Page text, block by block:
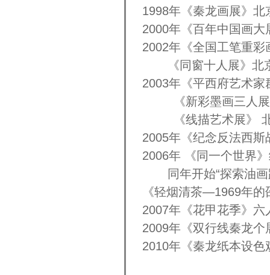
1998年《秦龙画展》北
2000年《百年中国画
2002年《全国工笔重
《同窗十人展》北
2003年《平西府艺术
《新彩墨画三人展
《线描艺术展》 北
2005年《纪念反法西
2006年 《同一个世界
同年开始“探索油画
《轻烟清茶—1969年
2007年《花甲花季》
2009年《双行线秦龙
2010年《秦龙纸本设